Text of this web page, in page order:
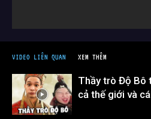
VIDEO LIÊN QUAN XEM THÊM
Thầy trò Độ Bô
cả thế giới và